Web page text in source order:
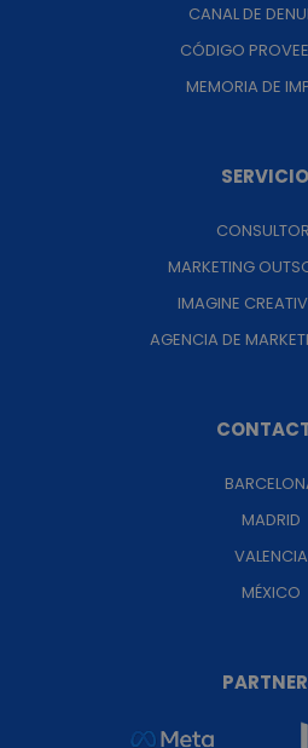
CANAL DE
CÓDIGO
MEMORIA DE
MARKETING
IMAGINE
AGENCIA DE
MADRID
VALENCIA
MÉXICO